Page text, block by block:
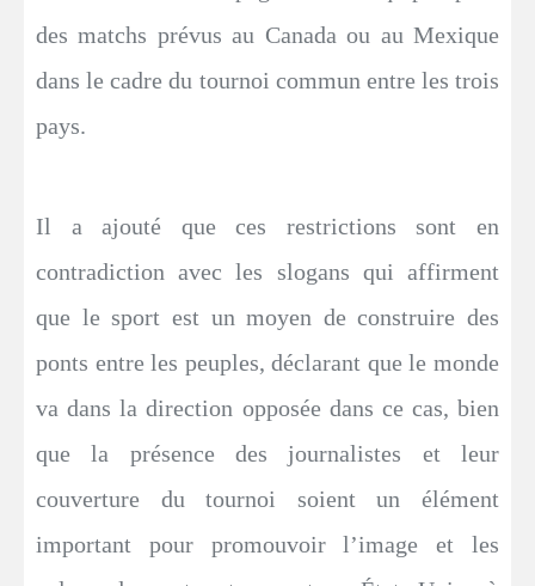
des matchs prévus au Canada ou au Mexique
dans le cadre du tournoi commun entre les trois
pays.
Il a ajouté que ces restrictions sont en
contradiction avec les slogans qui affirment
que le sport est un moyen de construire des
ponts entre les peuples, déclarant que le monde
va dans la direction opposée dans ce cas, bien
que la présence des journalistes et leur
couverture du tournoi soient un élément
important pour promouvoir l’image et les